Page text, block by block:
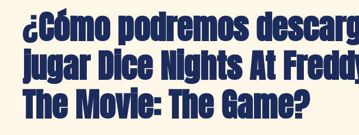
¿Cómo podremos
jugar Dice Nights At
The Movie: The Game?